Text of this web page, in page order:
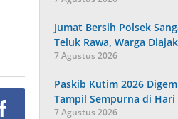
Jumat Bersih Polsek
Teluk Rawa, Warga
7 Agustus 2026
Paskib Kutim 2026
Tampil Sempurna di Hari
7 Agustus 2026